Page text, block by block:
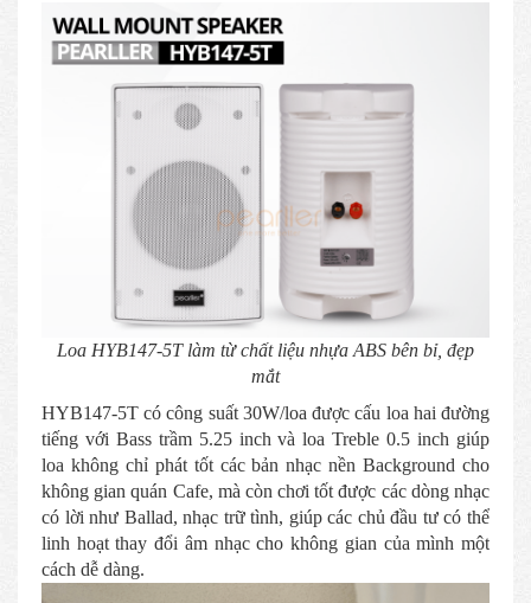
Loa HYB147-5T làm từ chất liệu nhựa ABS bên bỉ, đẹp
mắt
HYB147-5T có công suất 30W/loa được cấu loa hai đường
tiếng với Bass trầm 5.25 inch và loa Treble 0.5 inch giúp
loa không chỉ phát tốt các bản nhạc nền Background cho
không gian quán Cafe, mà còn chơi tốt được các dòng nhạc
có lời như Ballad, nhạc trữ tình, giúp các chủ đầu tư có thể
linh hoạt thay đổi âm nhạc cho không gian của mình một
cách dễ dàng.